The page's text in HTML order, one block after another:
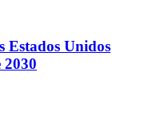
Estados Unidos